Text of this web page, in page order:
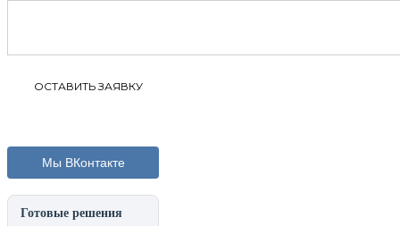
Мы ВКонтакте
Готовые решения